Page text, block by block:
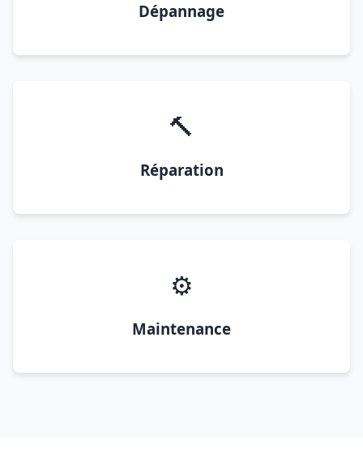
Dépannage
🔨
Réparation
⚙️
Maintenance